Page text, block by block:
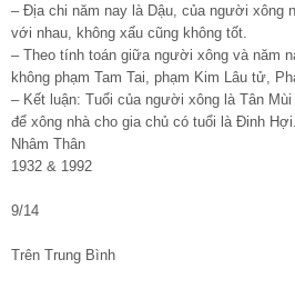
– Địa chi năm nay là Dậu, của người xông
với nhau, không xấu cũng không tốt.
– Theo tính toán giữa người xông và năm
không phạm Tam Tai, phạm Kim Lâu tử,
– Kết luận: Tuổi của người xông là Tân
để xông nhà cho gia chủ có tuổi là Đinh Hợi.
Nhâm Thân
1932 & 1992
9/14
Trên Trung Bình